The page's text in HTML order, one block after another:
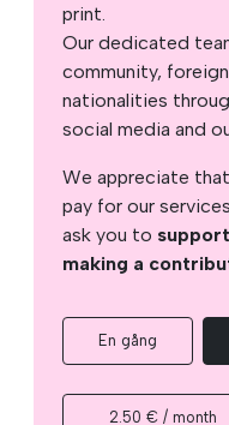
print.
Our dedicated
community,
nationalities
social media and
We appreciate
pay for our
ask you to
making a
En gång
2.50 € / month